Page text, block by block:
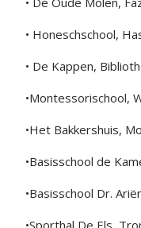
• Honeschschool,
• De Kappen,
•Montessorischool,
•Het Bakkershuis,
•Basisschool de
•Basisschool Dr.
•Sporthal De Els,